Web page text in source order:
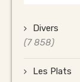
Divers
(7 858)
Les Plats